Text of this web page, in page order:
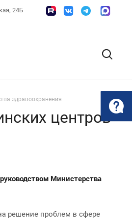
24Б
здравоохранения
центров
Министерства
решение проблем в сфере